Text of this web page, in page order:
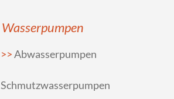
Wasserpumpen
Abwasserpumpen
Schmutzwasserpumpen